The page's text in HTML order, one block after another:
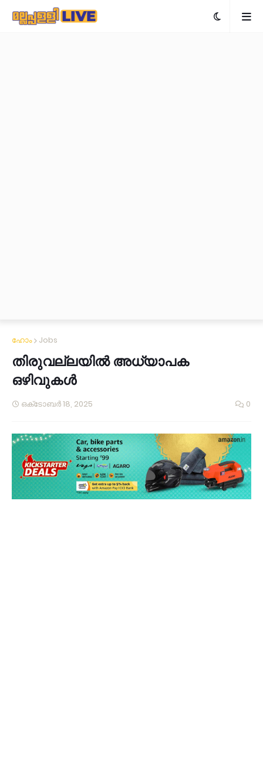
ഹോം Jobs
തിരുവല്ലയിൽ അധ്യാപക
ഒഴിവുകൾ
ഒക്‌ടോബർ 18, 2025 0